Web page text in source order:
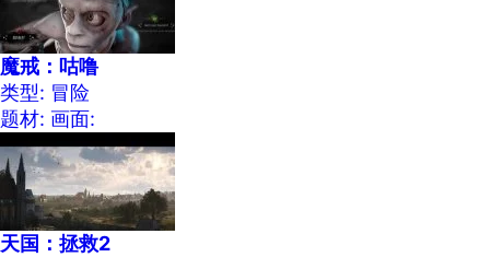
魔戒：咕噜
类型: 冒险
题材: 画面:
天国：拯救2